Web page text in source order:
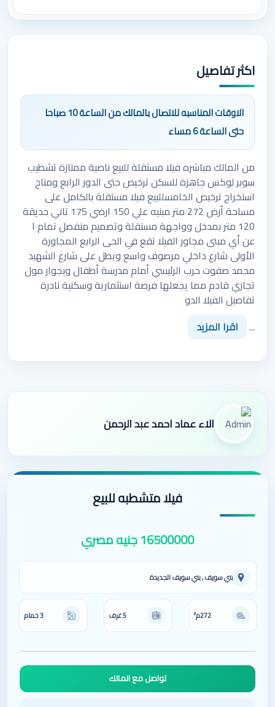
فيلا متشطبه للبيع
16500000 جنيه مصري
بني سويف , بني سويف الجديدة
272م² 5 غرف 3 حمام
اكثر تفاصيل
الاوقات المناسبه للاتصال بالمالك من الساعة 10 صباحا
حتى الساعة 6 مساء
من المالك مباشره فيلا مستقلة للبيع ناصية ممتازة تشطيب
سوبر لوكس جاهزة للسكن ترخيص حتى الدور الرابع ومتاح
استخراج ترخيص الخامسللبيع فيلا مستقلة بالكامل على
مساحة أرض 272 متر مبنيه علي 150 ارضي 175 تاني حديقة
120 متر بمدخل وواجهة مستقلة وتصميم منفصل تمام ا
عن أي مبنى مجاور الفيلا تقع في الحى الرابع المجاورة
الأولى شارع داخلي مرصوف واسع ويطل على شارع الشهيد
محمد صفوت حرب الرئيسي أمام مدرسة أطفال وبجوار مول
تجاري قادم مما يجعلها فرصة استثمارية وسكنية نادرة
تفاصيل الفيلا الدو
...
اقرا المزيد
الاء عماد احمد عبد الرحمن